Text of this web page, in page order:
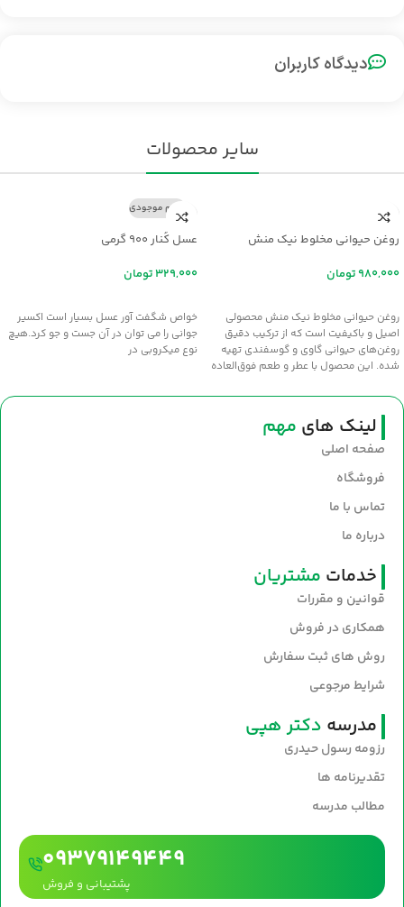
دیدگاه کاربران
سایر محصولات
روغن حیوانی مخلوط نیک منش
تومان
روغن حیوانی مخلوط نیک منش محصولی
اصیل و باکیفیت است که از ترکیب دقیق
روغن‌های حیوانی گاوی و گوسفندی تهیه
شده. این محصول با عطر و طعم فوق‌العاده
خوش‌عطر و صبحانه‌های مقوی است. سلامت
و طعم اصیل را با روغن نیک‌منش به
سفره‌های خود بیاورید.
اتمام موجودی
عسل کُنار ۹۰۰ گرمی
تومان
خواص شگفت آور عسل بسيار است اکسير
جواني را مي توان در آن جست و جو کرد.هيچ
نوع ميکروبي در
لینک های مهم
صفحه اصلی
فروشگاه
تماس با ما
درباره ما
خدمات مشتریان
قوانین و مقررات
همکاری در فروش
روش های ثبت سفارش
شرایط مرجوعی
مدرسه دکتر هپی
رزومه رسول حیدری
تقدیرنامه ها
مطالب مدرسه
09379149449
پشتیبانی و فروش